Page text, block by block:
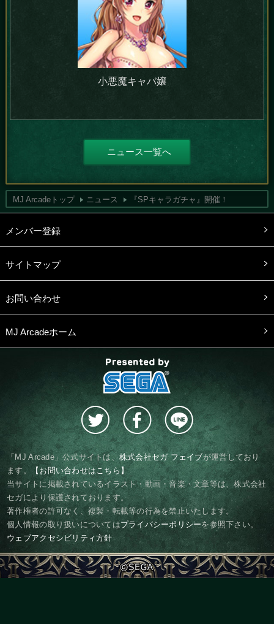
小悪魔キャバ嬢
ニュース一覧へ
MJ Arcadeトップ ニュース 『SPキャラガチャ』開催！
メンバー登録
サイトマップ
お問い合わせ
MJ Arcadeホーム
「MJ Arcade」公式サイトは、株式会社セガ フェイブが運営しており
ます。
【お問い合わせはこちら】
当サイトに掲載されているイラスト・動画・音楽・文章等は、株式会社
セガにより保護されております。
著作権者の許可なく、複製・転載等の行為を禁止いたします。
個人情報の取り扱いについてはプライバシーポリシーを参照下さい。
ウェブアクセシビリティ方針